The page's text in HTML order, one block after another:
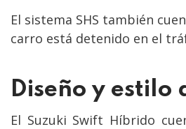
El sistema SHS también
carro está detenido en el
Diseño y estilo
El Suzuki Swift Híbrido